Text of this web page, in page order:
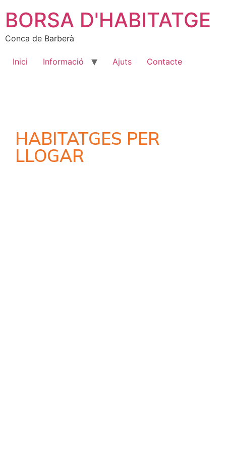
BORSA D'HABITATGE
Conca de Barberà
Inici Informació Ajuts Contacte
HABITATGES PER
LLOGAR